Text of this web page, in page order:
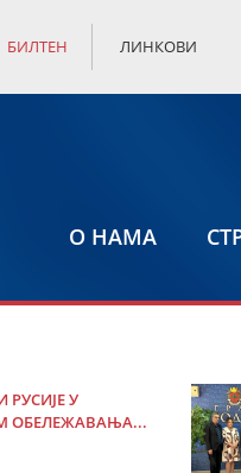
БИЛТЕН ЛИНКОВИ
О НАМА
РУСИЈЕ У
ОБЕЛЕЖАВАЊА...